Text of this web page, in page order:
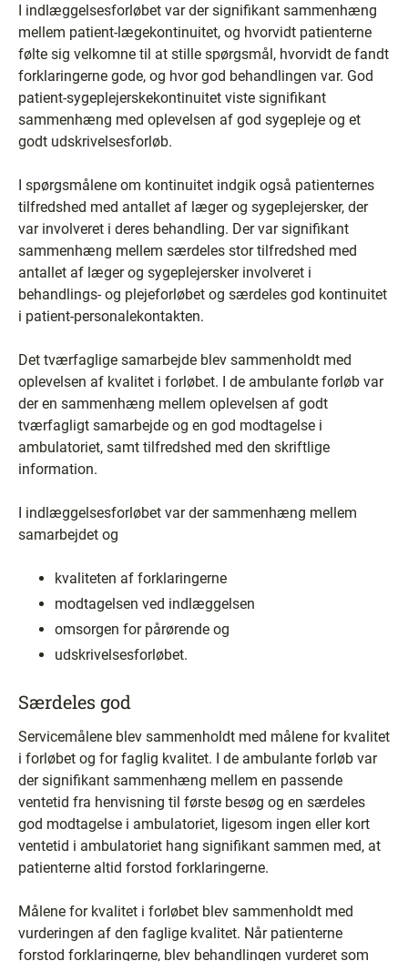
I indlæggelsesforløbet var der signifikant sammenhæng
mellem patient-lægekontinuitet, og hvorvidt patienterne
følte sig velkomne til at stille spørgsmål, hvorvidt de fandt
forklaringerne gode, og hvor god behandlingen var. God
patient-sygeplejerskekontinuitet viste signifikant
sammenhæng med oplevelsen af god sygepleje og et
godt udskrivelsesforløb.
I spørgsmålene om kontinuitet indgik også patienternes
tilfredshed med antallet af læger og sygeplejersker, der
var involveret i deres behandling. Der var signifikant
sammenhæng mellem særdeles stor tilfredshed med
antallet af læger og sygeplejersker involveret i
behandlings- og plejeforløbet og særdeles god kontinuitet
i patient-personalekontakten.
Det tværfaglige samarbejde blev sammenholdt med
oplevelsen af kvalitet i forløbet. I de ambulante forløb var
der en sammenhæng mellem oplevelsen af godt
tværfagligt samarbejde og en god modtagelse i
ambulatoriet, samt tilfredshed med den skriftlige
information.
I indlæggelsesforløbet var der sammenhæng mellem
samarbejdet og
kvaliteten af forklaringerne
modtagelsen ved indlæggelsen
omsorgen for pårørende og
udskrivelsesforløbet.
Særdeles god
Servicemålene blev sammenholdt med målene for kvalitet
i forløbet og for faglig kvalitet. I de ambulante forløb var
der signifikant sammenhæng mellem en passende
ventetid fra henvisning til første besøg og en særdeles
god modtagelse i ambulatoriet, ligesom ingen eller kort
ventetid i ambulatoriet hang signifikant sammen med, at
patienterne altid forstod forklaringerne.
Målene for kvalitet i forløbet blev sammenholdt med
vurderingen af den faglige kvalitet. Når patienterne
forstod forklaringerne, blev behandlingen vurderet som